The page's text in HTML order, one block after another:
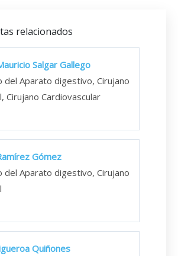
relacionados
Salgar Gallego
del Aparato digestivo, Cirujano
Cirujano Cardiovascular
Gómez
del Aparato digestivo, Cirujano
Quiñones